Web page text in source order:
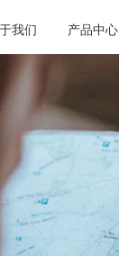
我们 产品中心